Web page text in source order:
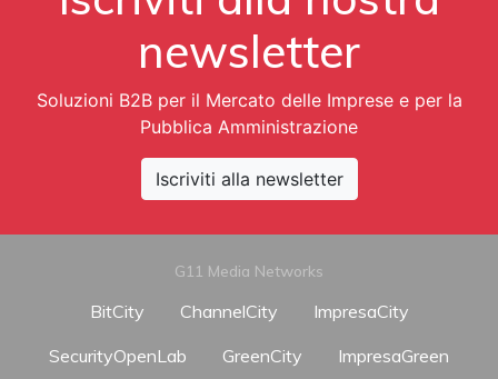
newsletter
Soluzioni B2B per il Mercato delle Imprese e per la
Pubblica Amministrazione
Iscriviti alla newsletter
G11 Media Networks
BitCity ChannelCity
ImpresaCity
SecurityOpenLab
GreenCity
ImpresaGreen